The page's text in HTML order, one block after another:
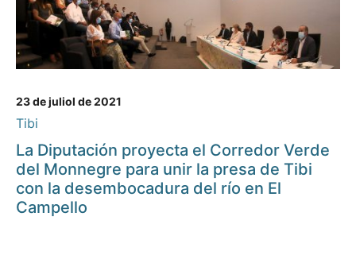
23 de juliol de 2021
Tibi
La Diputación proyecta el Corredor Verde
del Monnegre para unir la presa de Tibi
con la desembocadura del río en El
Campello